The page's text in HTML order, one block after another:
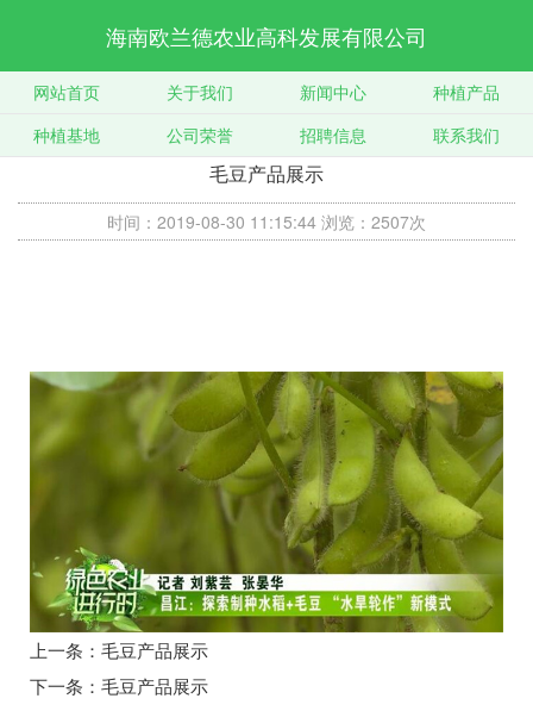
海南欧兰德农业高科发展有限公司
网站首页 关于我们 新闻中心
种植产品
种植基地
公司荣誉 招聘信息 联系我们
毛豆产品展示
时间：2019-08-30 11:15:44 浏览：2507次
上一条： 毛豆产品展示
下一条： 毛豆产品展示